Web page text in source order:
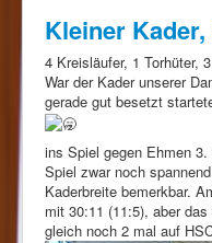
Kleiner
4 Kreisläufer, 1 Torhüter,
War der Kader unserer
gerade gut besetzt
ins Spiel gegen Ehmen
Spiel zwar noch
Kaderbreite bemerkbar.
mit 30:11 (11:5), aber
gleich noch 2 mal auf